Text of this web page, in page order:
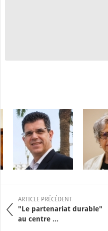
ARTICLE PRÉCÉDENT
"Le partenariat durable"
au centre ...